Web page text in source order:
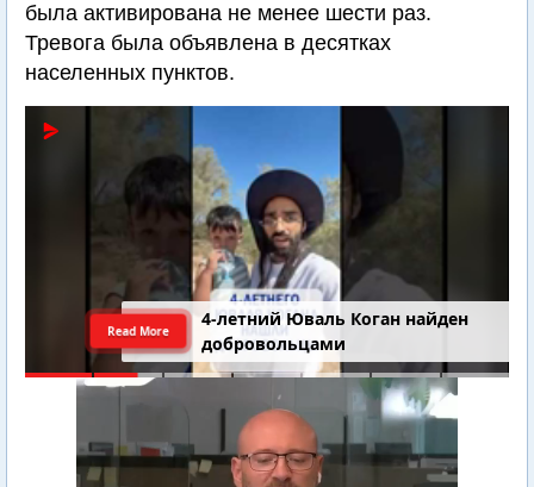
была активирована не менее шести раз.
Тревога была объявлена в десятках
населенных пунктов.
4-летний Юваль Коган найден
добровольцами
Read More